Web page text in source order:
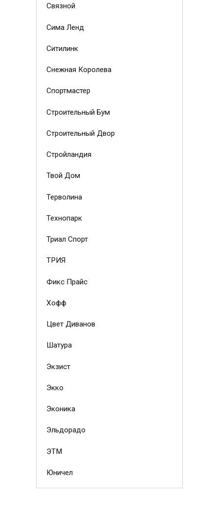
Связной
Сима Ленд
Ситилинк
Снежная Королева
Спортмастер
Строительный Бум
Строительный Двор
Стройландия
Твой Дом
Терволина
Технопарк
Триал Спорт
ТРИЯ
Фикс Прайс
Хофф
Цвет Диванов
Шатура
Экзист
Экко
Эконика
Эльдорадо
ЭТМ
Юничел